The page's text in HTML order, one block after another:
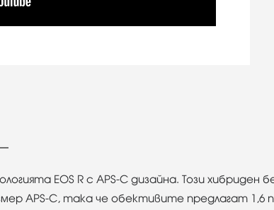
EOS R с APS-C дизайна. Този
APS-C, така че обективите предлагат